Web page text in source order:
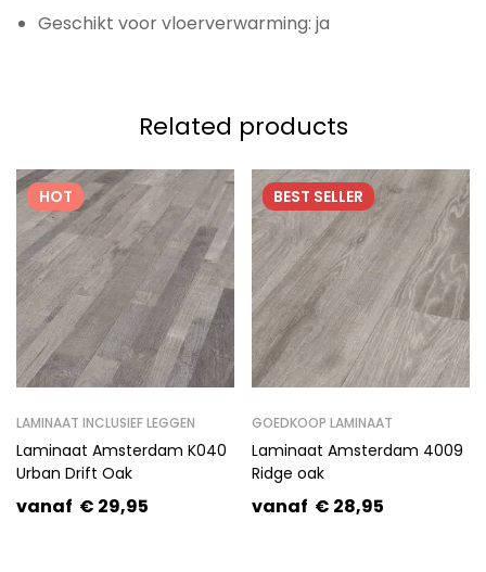
Geschikt voor vloerverwarming: ja
Related products
HOT
LAMINAAT INCLUSIEF LEGGEN
Laminaat Amsterdam K040
Urban Drift Oak
vanaf € 29,95
BEST SELLER
GOEDKOOP LAMINAAT
Laminaat Amsterdam 4009
Ridge oak
vanaf € 28,95